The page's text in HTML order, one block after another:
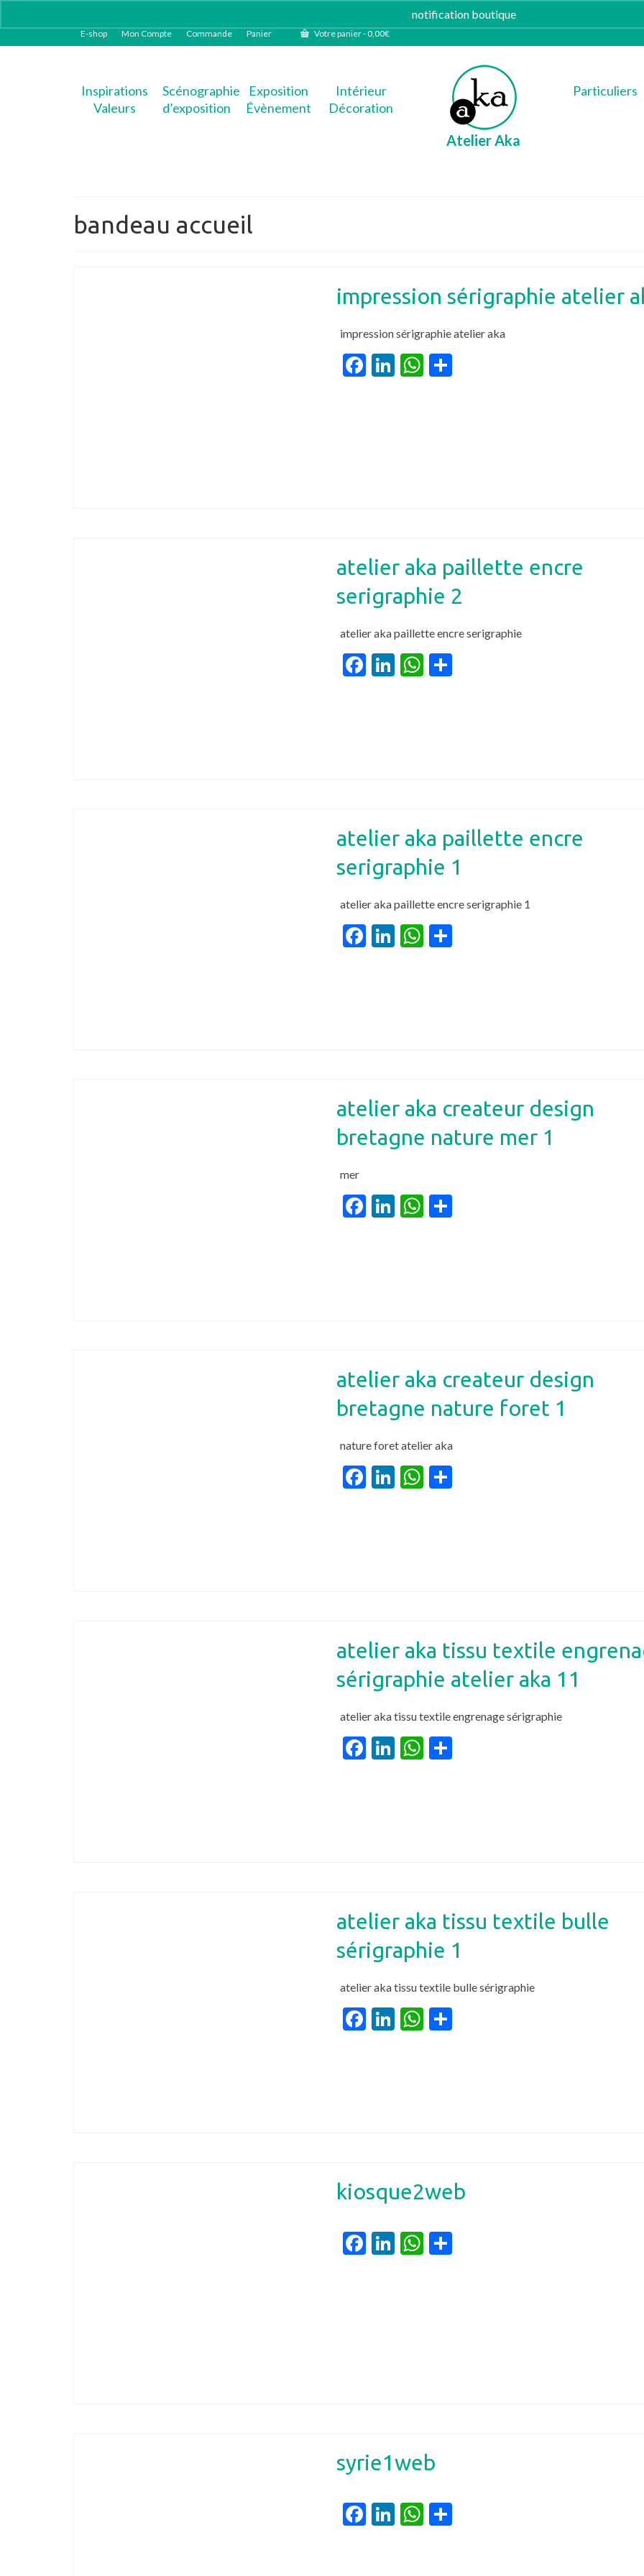
notification boutique
E-shop Mon Compte Commande Panier Votre panier-0,00€
Inspirations
Valeurs
Scénographie
d’exposition
Exposition
Évènement
Intérieur
Décoration
Atelier Aka
Particuliers
bandeau accueil
impression sérigraphie atelier
impression sérigraphie atelier aka
Facebook
LinkedIn
WhatsApp
Partager
atelier aka paillette encre
serigraphie 2
atelier aka paillette encre serigraphie
Facebook
LinkedIn
WhatsApp
Partager
atelier aka paillette encre
serigraphie 1
atelier aka paillette encre serigraphie 1
Facebook
LinkedIn
WhatsApp
Partager
atelier aka createur design
bretagne nature mer 1
mer
Facebook
LinkedIn
WhatsApp
Partager
atelier aka createur design
bretagne nature foret 1
nature foret atelier aka
Facebook
LinkedIn
WhatsApp
Partager
atelier aka tissu textile
sérigraphie atelier aka 11
atelier aka tissu textile engrenage sérigraphie
Facebook
LinkedIn
WhatsApp
Partager
atelier aka tissu textile bulle
sérigraphie 1
atelier aka tissu textile bulle sérigraphie
Facebook
LinkedIn
WhatsApp
Partager
kiosque2web
Facebook
LinkedIn
WhatsApp
Partager
syrie1web
Facebook
LinkedIn
WhatsApp
Partager